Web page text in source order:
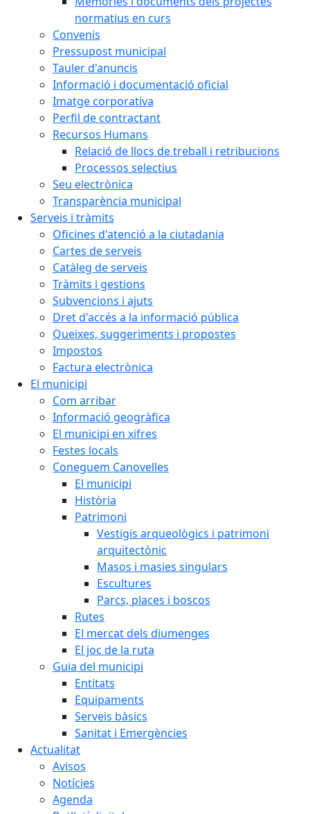
normatius en curs
Convenis
Pressupost municipal
Tauler d'anuncis
Informació i documentació oficial
Imatge corporativa
Perfil de contractant
Recursos Humans
Relació de llocs de treball i retribucions
Processos selectius
Seu electrònica
Transparència municipal
Serveis i tràmits
Oficines d'atenció a la ciutadania
Cartes de serveis
Catàleg de serveis
Tràmits i gestions
Subvencions i ajuts
Dret d'accés a la informació pública
Queixes, suggeriments i propostes
Impostos
Factura electrònica
El municipi
Com arribar
Informació geogràfica
El municipi en xifres
Festes locals
Coneguem Canovelles
El municipi
Història
Patrimoni
Vestigis arqueològics i patrimoni
arquitectònic
Masos i masies singulars
Escultures
Parcs, places i boscos
Rutes
El mercat dels diumenges
El joc de la ruta
Guia del municipi
Entitats
Equipaments
Serveis bàsics
Sanitat i Emergències
Actualitat
Avisos
Notícies
Agenda